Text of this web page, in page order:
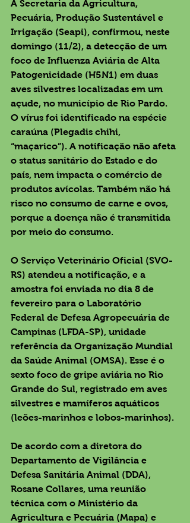
A Secretaria da Agricultura,
Pecuária, Produção Sustentável e
Irrigação (Seapi), confirmou, neste
domingo (11/2), a detecção de um
foco de Influenza Aviária de Alta
Patogenicidade (H5N1) em duas
aves silvestres localizadas em um
açude, no município de Rio Pardo.
O vírus foi identificado na espécie
caraúna (Plegadis chihi,
“maçarico”). A notificação não afeta
o status sanitário do Estado e do
país, nem impacta o comércio de
produtos avícolas. Também não há
risco no consumo de carne e ovos,
porque a doença não é transmitida
por meio do consumo.
O Serviço Veterinário Oficial (SVO-
RS) atendeu a notificação, e a
amostra foi enviada no dia 8 de
fevereiro para o Laboratório
Federal de Defesa Agropecuária de
Campinas (LFDA-SP), unidade
referência da Organização Mundial
da Saúde Animal (OMSA). Esse é o
sexto foco de gripe aviária no Rio
Grande do Sul, registrado em aves
silvestres e mamíferos aquáticos
(leões-marinhos e lobos-marinhos).
De acordo com a diretora do
Departamento de Vigilância e
Defesa Sanitária Animal (DDA),
Rosane Collares, uma reunião
técnica com o Ministério da
Agricultura e Pecuária (Mapa) e